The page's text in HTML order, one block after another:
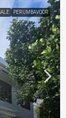
PERUMBAVOOR